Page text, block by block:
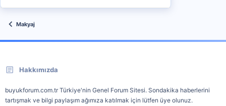
Makyaj
Hakkımızda
buyukforum.com.tr Türkiye'nin Genel Forum Sitesi. Sondakika haberlerini
tartışmak ve bilgi paylaşım ağımıza katılmak için lütfen üye olunuz.